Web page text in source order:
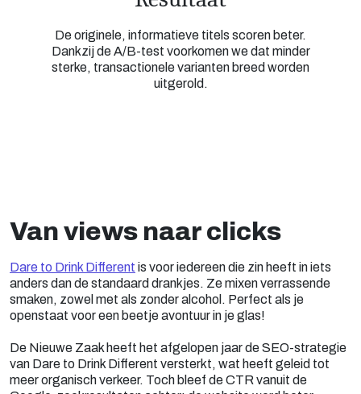
De originele, informatieve titels scoren beter.
Dankzij de A/B-test voorkomen we dat minder
sterke, transactionele varianten breed worden
uitgerold.
Van views naar clicks
Dare to Drink Different is voor iedereen die zin heeft in iets
anders dan de standaard drankjes. Ze mixen verrassende
smaken, zowel met als zonder alcohol. Perfect als je
openstaat voor een beetje avontuur in je glas!
De Nieuwe Zaak heeft het afgelopen jaar de SEO-strategie
van Dare to Drink Different versterkt, wat heeft geleid tot
meer organisch verkeer. Toch bleef de CTR vanuit de